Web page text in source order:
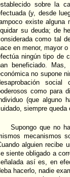
sobre la
(y, desde
existe alguna
su deuda; de
como tal
en menor, mayor
ningún tipo de
beneficiado.
no supone
social
como para
(que alguno
siempre
Supongo que no
mecanismos
alguien recibe
siente obligado a
así es, en
hacerlo, nadie